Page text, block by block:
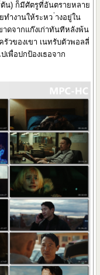
ตัน) ก็มีศัตรูที่อันตรายหลาย
ำงานให้ระหว ่างอยู่ใน
ดจากแก๊งเก่าทันทีหลังพ้น
วของเขา เนทรับตัวพอลลี่
พื่อปกป้องเธอจาก